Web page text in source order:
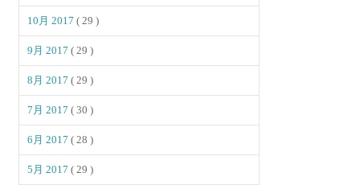
10月 2017( 29 )
9月 2017( 29 )
8月 2017( 29 )
7月 2017( 30 )
6月 2017( 28 )
5月 2017( 29 )